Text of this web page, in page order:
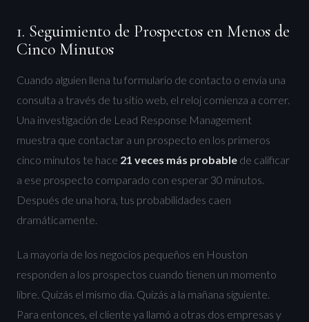
1. Seguimiento de Prospectos en Menos de
Cinco Minutos
Cuando alguien llena tu formulario de contacto o envía una
consulta a través de tu sitio web, el reloj comienza a correr.
Una investigación de Lead Response Management
muestra que contactar a un prospecto en los primeros
cinco minutos te hace 21 veces más probable de calificar
a ese prospecto comparado con esperar 30 minutos.
Después de una hora, tus probabilidades caen
dramáticamente.
La mayoría de los negocios pequeños en Houston
responden a los prospectos cuando tienen un momento
libre. Quizás el mismo día. Quizás a la mañana siguiente.
Para entonces, el cliente ya llamó a otras dos empresas y